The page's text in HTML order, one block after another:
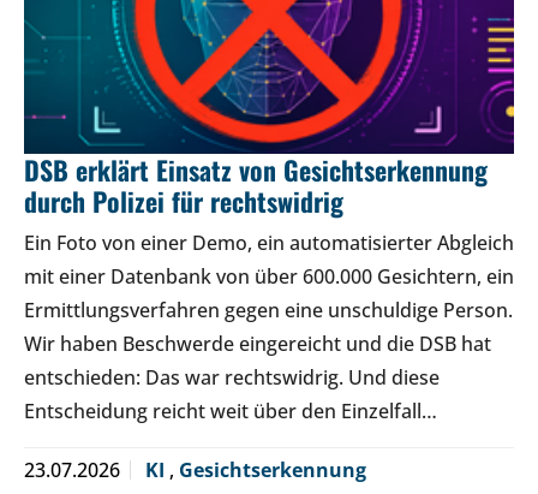
DSB erklärt Einsatz von Gesichtserkennung
durch Polizei für rechtswidrig
Ein Foto von einer Demo, ein automatisierter Abgleich
mit einer Datenbank von über 600.000 Gesichtern, ein
Ermittlungsverfahren gegen eine unschuldige Person.
Wir haben Beschwerde eingereicht und die DSB hat
entschieden: Das war rechtswidrig. Und diese
Entscheidung reicht weit über den Einzelfall…
23.07.2026 KI , Gesichtserkennung